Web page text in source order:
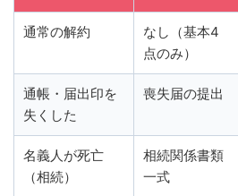
通常の解約
なし（基本4
点のみ）
通帳・届出印を
失くした
喪失届の提出
名義人が死亡
（相続）
相続関係書類
一式